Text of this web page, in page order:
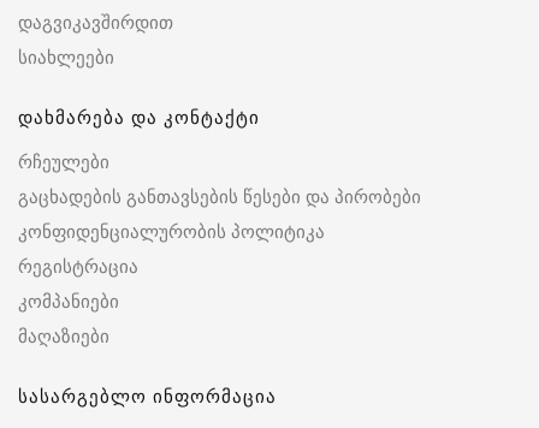
დაგვიკავშირდით
სიახლეები
დახმარება და კონტაქტი
რჩეულები
გაცხადების განთავსების წესები და პირობები
კონფიდენციალურობის პოლიტიკა
რეგისტრაცია
კომპანიები
მაღაზიები
სასარგებლო ინფორმაცია